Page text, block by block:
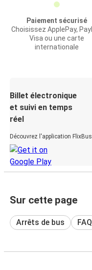
Paiement sécurisé
Choisissez ApplePay,
Visa ou une carte
internationale
Billet électronique
et suivi en temps
réel
Découvrez l'application FlixBus
Sur cette page
Arrêts de bus FAQ